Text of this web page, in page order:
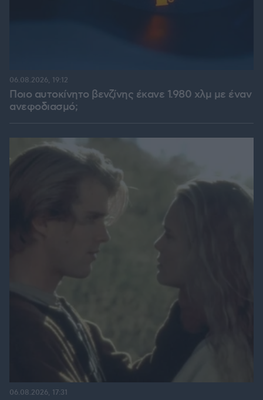
Ποιο αυτοκίνητο βενζίνης έκανε 1.980 χλμ με έναν
ανεφοδιασμό;
06.08.2026, 19:12
06.08.2026, 17:31